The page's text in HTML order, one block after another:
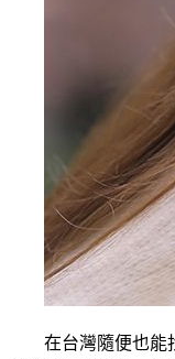
在台灣隨便也能